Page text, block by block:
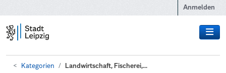
Anmelden
Kategorien Landwirtschaft, Fischerei,...